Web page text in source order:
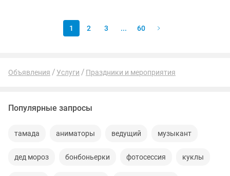
1 2 3 ... 60
Объявления Услуги Праздники и мероприятия
Популярные запросы
тамада аниматоры ведущий музыкант
дед мороз бонбоньерки фотосессия куклы